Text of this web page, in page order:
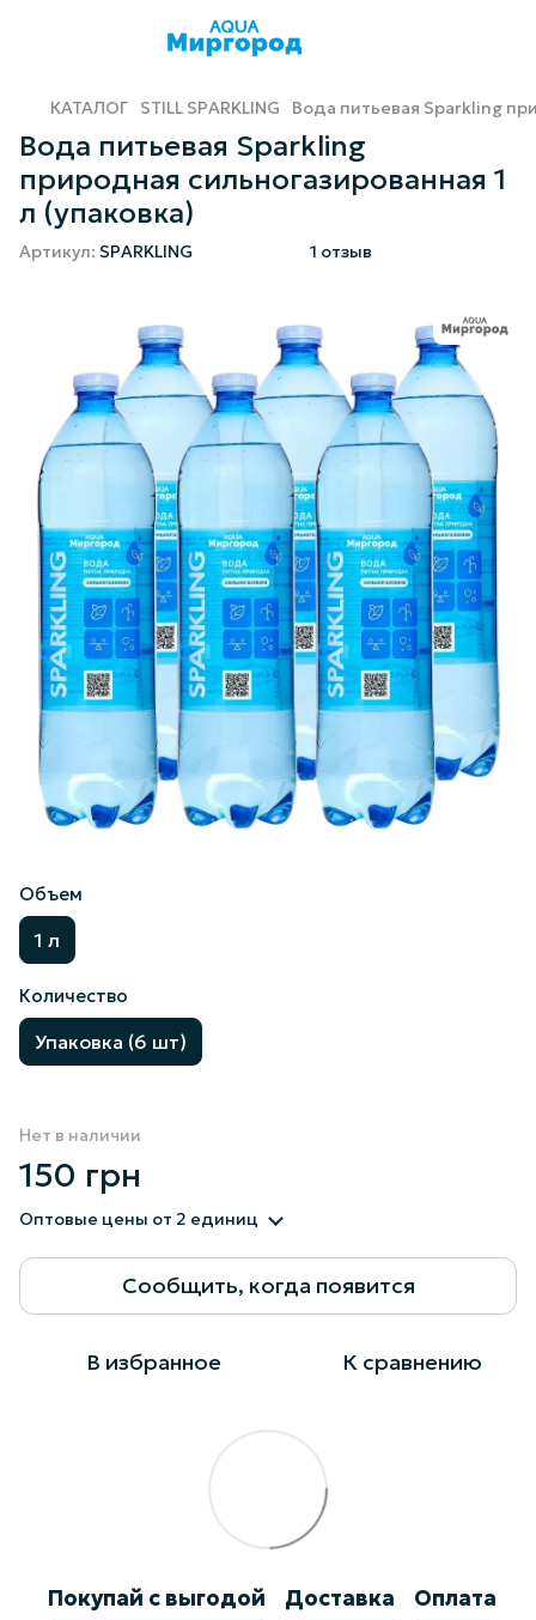
КАТАЛОГ STILL SPARKLING Вода питьевая Sparkling
Вода питьевая Sparkling
природная сильногазированная 1
л (упаковка)
Артикул: SPARKLING 1 отзыв
Объем
1 л
Количество
Упаковка (6 шт)
Нет в наличии
150 грн
Оптовые цены от 2 единиц
Сообщить, когда появится
В избранное К сравнению
Покупай с выгодой Доставка Оплата